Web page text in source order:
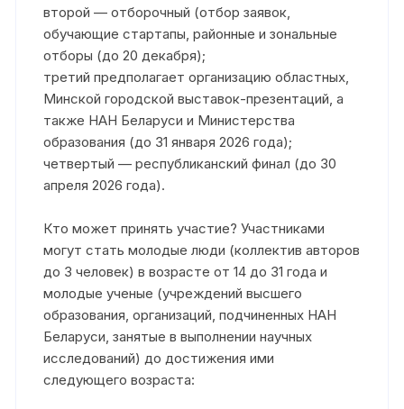
второй — отборочный (отбор заявок,
обучающие стартапы, районные и зональные
отборы (до 20 декабря);
третий предполагает организацию областных,
Минской городской выставок-презентаций, а
также НАН Беларуси и Министерства
образования (до 31 января 2026 года);
четвертый — республиканский финал (до 30
апреля 2026 года).
Кто может принять участие? Участниками
могут стать молодые люди (коллектив авторов
до 3 человек) в возрасте от 14 до 31 года и
молодые ученые (учреждений высшего
образования, организаций, подчиненных НАН
Беларуси, занятые в выполнении научных
исследований) до достижения ими
следующего возраста: